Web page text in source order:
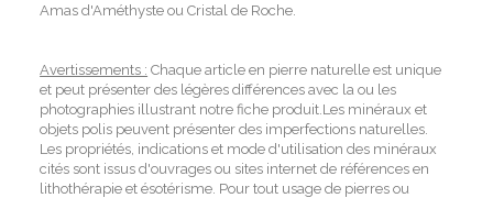
Amas d'Améthyste ou Cristal de Roche.
Avertissements : Chaque article en pierre naturelle est unique
et peut présenter des légères différences avec la ou les
photographies illustrant notre fiche produit.Les minéraux et
objets polis peuvent présenter des imperfections naturelles.
Les propriétés, indications et mode d'utilisation des minéraux
cités sont issus d'ouvrages ou sites internet de références en
lithothérapie et ésotérisme. Pour tout usage de pierres ou